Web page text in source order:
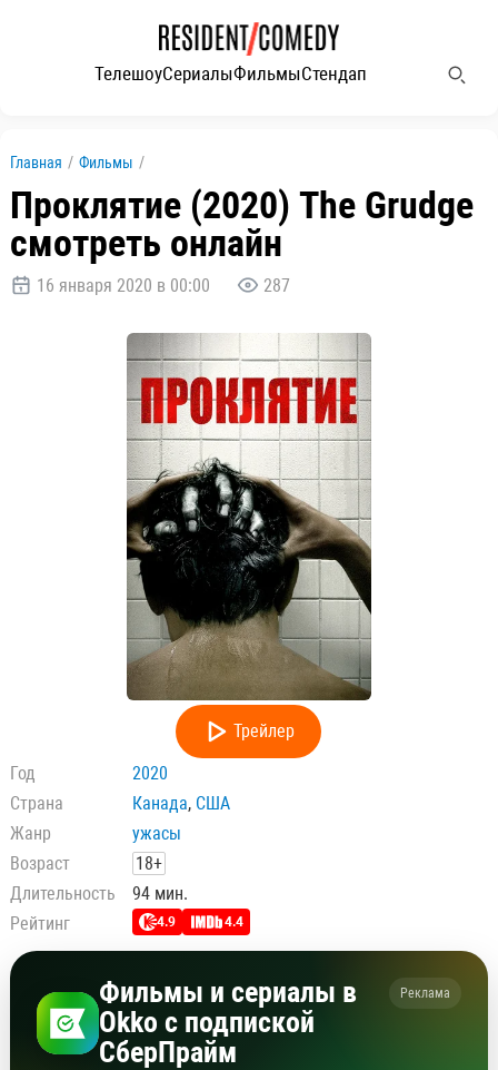
ТелешоуСериалыФильмыСтендап
Главная / Фильмы /
Проклятие (2020) The Grudge
смотреть онлайн
16 января 2020 в 00:00 287
Трейлер
Год
2020
Страна
Канада, США
Жанр
ужасы
Возраст
18+
Длительность
94 мин.
Рейтинг
4.9 4.4
Фильмы и сериалы в
Okko с подпиской
СберПрайм
Реклама